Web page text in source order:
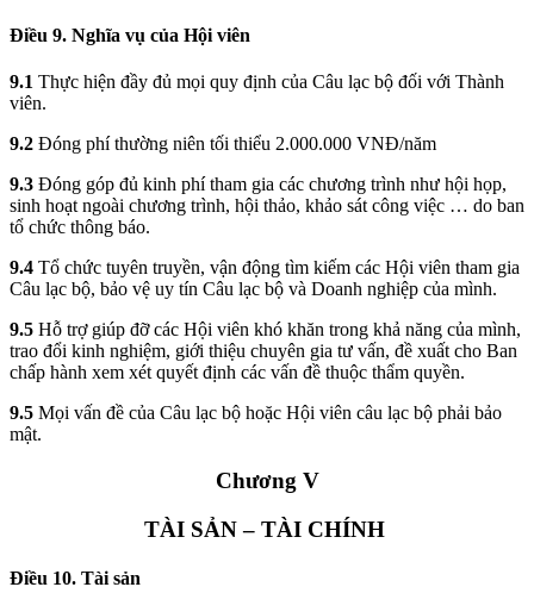
Điều 9. Nghĩa vụ của Hội viên
9.1 Thực hiện đầy đủ mọi quy định của Câu lạc bộ đối với Thành
viên.
9.2 Đóng phí thường niên tối thiểu 2.000.000 VNĐ/năm
9.3 Đóng góp đủ kinh phí tham gia các chương trình như hội họp,
sinh hoạt ngoài chương trình, hội thảo, khảo sát công việc … do ban
tổ chức thông báo.
9.4 Tổ chức tuyên truyền, vận động tìm kiếm các Hội viên tham gia
Câu lạc bộ, bảo vệ uy tín Câu lạc bộ và Doanh nghiệp của mình.
9.5 Hỗ trợ giúp đỡ các Hội viên khó khăn trong khả năng của mình,
trao đổi kinh nghiệm, giới thiệu chuyên gia tư vấn, đề xuất cho Ban
chấp hành xem xét quyết định các vấn đề thuộc thẩm quyền.
9.5 Mọi vấn đề của Câu lạc bộ hoặc Hội viên câu lạc bộ phải bảo
mật.
Chương V
TÀI SẢN – TÀI CHÍNH
Điều 10. Tài sản